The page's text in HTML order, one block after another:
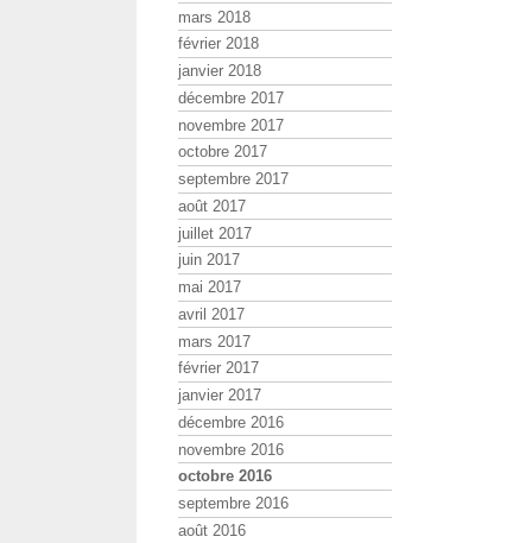
mars 2018
février 2018
janvier 2018
décembre 2017
novembre 2017
octobre 2017
septembre 2017
août 2017
juillet 2017
juin 2017
mai 2017
avril 2017
mars 2017
février 2017
janvier 2017
décembre 2016
novembre 2016
octobre 2016
septembre 2016
août 2016